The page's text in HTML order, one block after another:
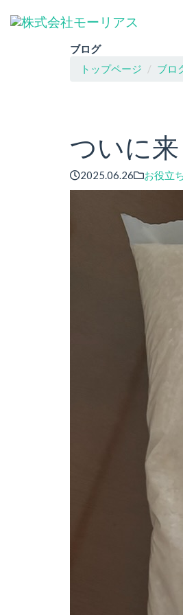
ブログ
トップページ
ブロ
ついに
2025.06.26 お役立